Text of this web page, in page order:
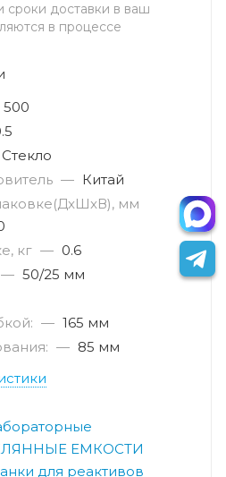
сроки доставки в ваш
в процессе
500
Стекло
— Китай
мм
кг — 0.6
— 50/25 мм
— 165 мм
— 85 мм
ЕМКОСТИ
для реактивов